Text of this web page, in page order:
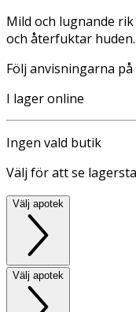
Mild och lugnande
och återfuktar huden.
Följ anvisningarna
I lager online
Ingen vald butik
Välj för att se
Välj apotek
Välj apotek